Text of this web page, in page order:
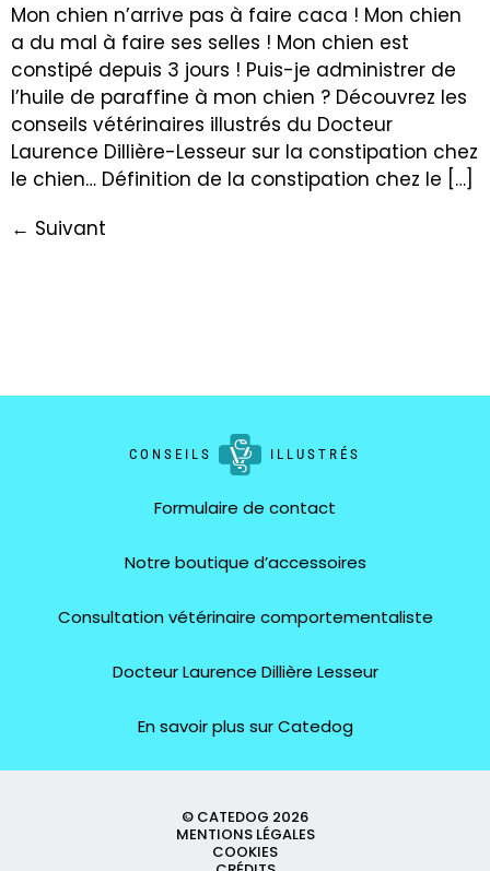
Mon chien n’arrive pas à faire caca ! Mon chien
a du mal à faire ses selles ! Mon chien est
constipé depuis 3 jours ! Puis-je administrer de
l’huile de paraffine à mon chien ? Découvrez les
conseils vétérinaires illustrés du Docteur
Laurence Dillière-Lesseur sur la constipation chez
le chien… Définition de la constipation chez le […]
← Suivant
CONSEILS ILLUSTRÉS
Formulaire de contact
Notre boutique d’accessoires
Consultation vétérinaire comportementaliste
Docteur Laurence Dillière Lesseur
En savoir plus sur Catedog
© CATEDOG 2026
MENTIONS LÉGALES
COOKIES